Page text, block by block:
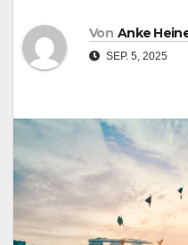
Von Anke
SEP. 5, 2025